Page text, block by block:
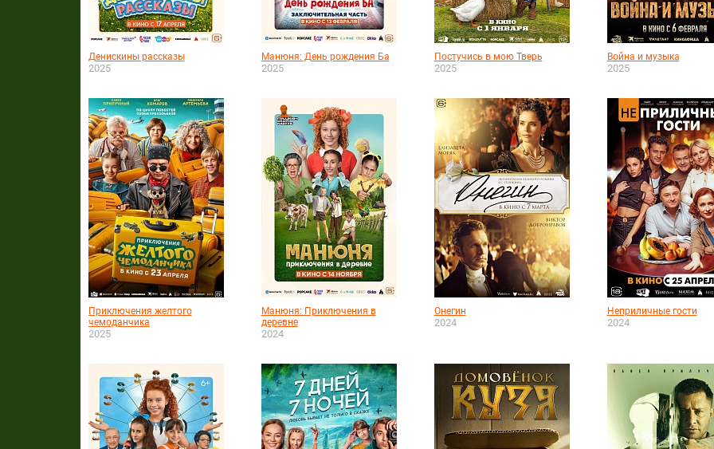
Денискины рассказы
2025
Манюня: День рождения Ба
2025
Постучись в мою Тверь
2025
Война и музыка
2025
Приключения желтого
чемоданчика
2025
Манюня: Приключения в
деревне
2024
Онегин
2024
Неприличные гости
2024